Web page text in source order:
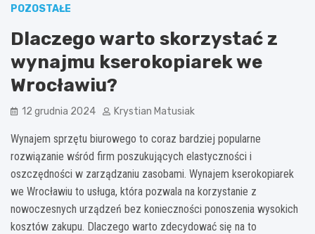
POZOSTAŁE
Dlaczego warto skorzystać z
wynajmu kserokopiarek we
Wrocławiu?
12 grudnia 2024 Krystian Matusiak
Wynajem sprzętu biurowego to coraz bardziej popularne
rozwiązanie wśród firm poszukujących elastyczności i
oszczędności w zarządzaniu zasobami. Wynajem kserokopiarek
we Wrocławiu to usługa, która pozwala na korzystanie z
nowoczesnych urządzeń bez konieczności ponoszenia wysokich
kosztów zakupu. Dlaczego warto zdecydować się na to